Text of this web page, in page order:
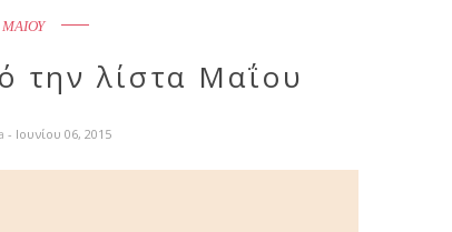
ΜΑΙΟΥ
την λίστα Μαΐου
- Ιουνίου 06, 2015